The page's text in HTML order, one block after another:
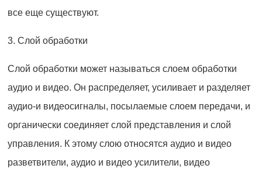
все еще существуют.
3. Слой обработки
Слой обработки может называться слоем обработки
аудио и видео. Он распределяет, усиливает и разделяет
аудио-и видеосигналы, посылаемые слоем передачи, и
органически соединяет слой представления и слой
управления. К этому слою относятся аудио и видео
разветвители, аудио и видео усилители, видео